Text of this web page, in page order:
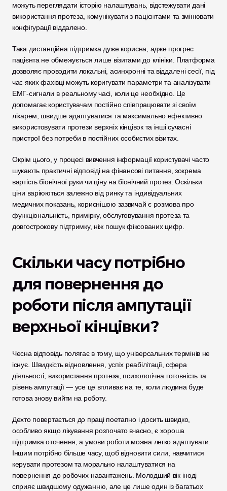
можуть переглядати історію налаштувань, відстежувати дані
використання протеза, комунікувати з пацієнтами та змінювати
конфігурації віддалено.
Така дистанційна підтримка дуже корисна, адже прогрес
пацієнта не обмежується лише візитами до клініки. Платформа
дозволяє проводити локальні, асинхронні та віддалені сесії, під
час яких фахівці можуть коригувати параметри та аналізувати
ЕМГ-сигнали в реальному часі, коли це необхідно. Це
допомагає користувачам постійно співпрацювати зі своїм
лікарем, швидше адаптуватися та максимально ефективно
використовувати протези верхніх кінцівок та інші сучасні
пристрої без потреби в постійних особистих візитах.
Окрім цього, у процесі вивчення інформації користувачі часто
шукають практичні відповіді на фінансові питання, зокрема
вартість біонічної руки чи ціну на біонічний протез. Оскільки
ціни варіюються залежно від ринку та індивідуальних
медичних показань, кориснішою зазвичай є розмова про
функціональність, примірку, обслуговування протеза та
довгострокову підтримку, ніж пошук фіксованих цифр.
Скільки часу потрібно
для повернення до
роботи після ампутації
верхньої кінцівки?
Чесна відповідь полягає в тому, що універсальних термінів не
існує. Швидкість відновлення, успіх реабілітації, сфера
діяльності, використання протеза, психологічна готовність та
рівень ампутації — усе це впливає на те, коли людина буде
готова знову вийти на роботу.
Дехто повертається до праці поетапно і досить швидко,
особливо якщо лікування розпочато вчасно, є хороша
підтримка оточення, а умови роботи можна легко адаптувати.
Іншим потрібно більше часу, щоб відновити сили, навчитися
керувати протезом та морально налаштуватися на
повернення до робочих навантажень. Молодший вік іноді
сприяє швидшому одужанню, але це лише один із багатьох